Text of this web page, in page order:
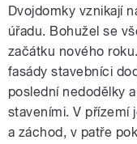
Dvojdomky vznikají
úřadu. Bohužel se
začátku nového
fasády stavebníci
poslední nedodělky
staveními. V přízemí
a záchod, v patře